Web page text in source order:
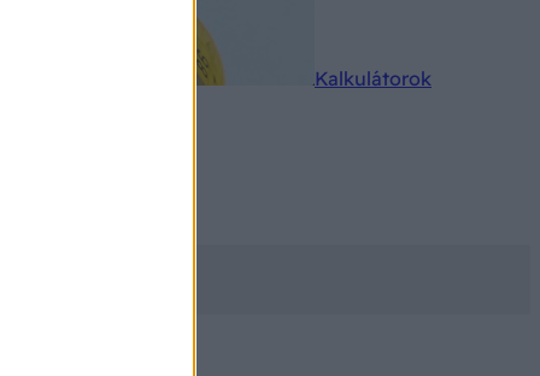
Kalkulátorok